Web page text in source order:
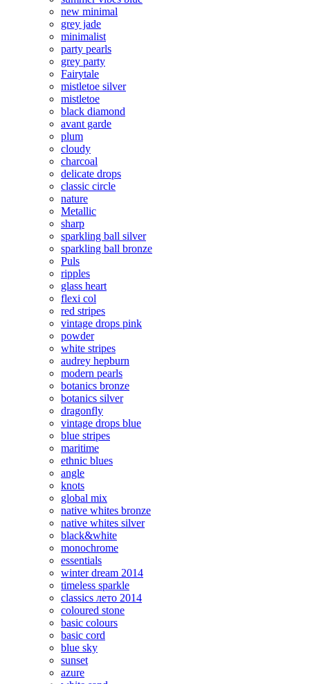
new minimal
grey jade
minimalist
party pearls
grey party
Fairytale
mistletoe silver
mistletoe
black diamond
avant garde
plum
cloudy
charcoal
delicate drops
classic circle
nature
Metallic
sharp
sparkling ball silver
sparkling ball bronze
Puls
ripples
glass heart
flexi col
red stripes
vintage drops pink
powder
white stripes
audrey hepburn
modern pearls
botanics bronze
botanics silver
dragonfly
vintage drops blue
blue stripes
maritime
ethnic blues
angle
knots
global mix
native whites bronze
native whites silver
black&white
monochrome
essentials
winter dream 2014
timeless sparkle
classics лето 2014
coloured stone
basic colours
basic cord
blue sky
sunset
azure